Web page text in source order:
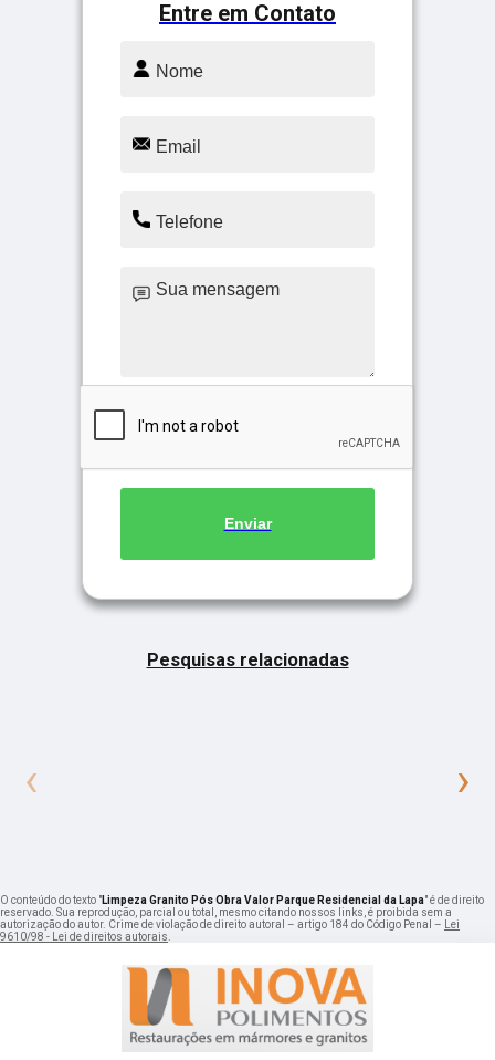
Entre em Contato
Enviar
Pesquisas relacionadas
‹ ›
O conteúdo do texto "Limpeza Granito Pós Obra Valor Parque Residencial da Lapa" é de direito
reservado. Sua reprodução, parcial ou total, mesmo citando nossos links, é proibida sem a
autorização do autor. Crime de violação de direito autoral – artigo 184 do Código Penal –
Lei
9610/98 - Lei de direitos autorais